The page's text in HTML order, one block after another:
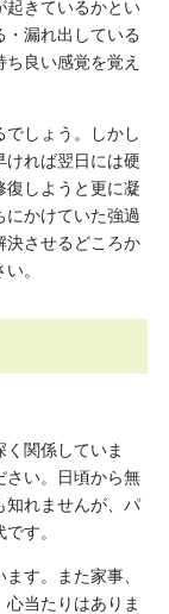
起きているかとい
・漏れ出している
良い感覚を覚え
しょう。しかし
ければ翌日には硬
復しようと更に凝
にかけていた強過
決させるどころか
。
関係していま
さい。日頃から無
知れませんが、パ
す。
す。また家事、
当たりはありま